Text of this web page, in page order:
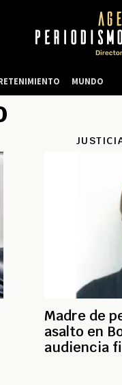
Madre de
asalto en
audiencia
MUNDO